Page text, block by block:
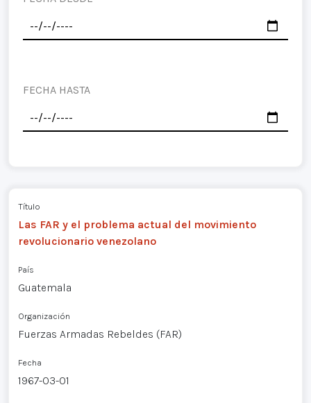
FECHA HASTA
Título
Las FAR y el problema actual del movimiento
revolucionario venezolano
País
Guatemala
Organización
Fuerzas Armadas Rebeldes (FAR)
Fecha
1967-03-01